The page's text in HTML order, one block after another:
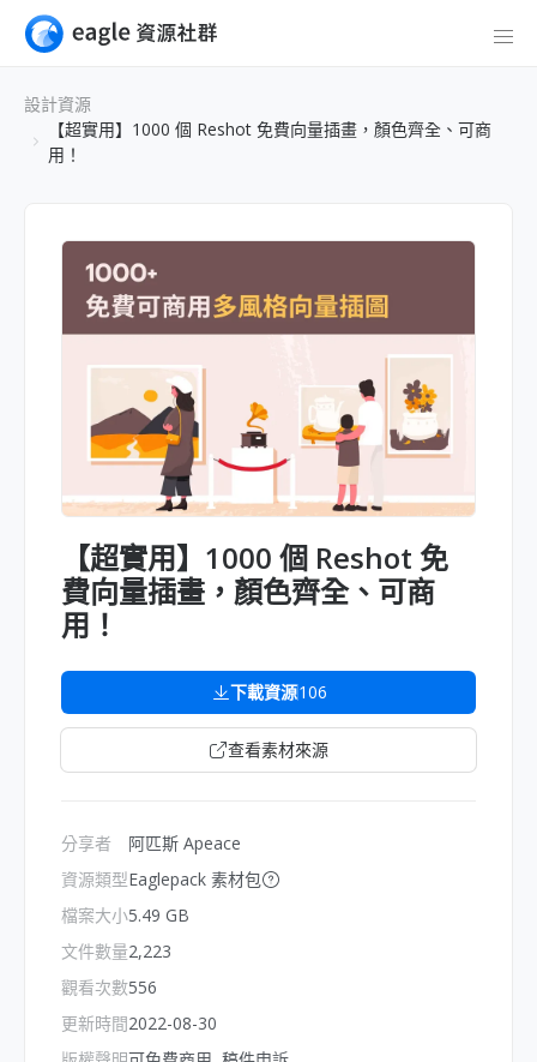
設計資源
【超實用】1000 個 Reshot 免費向量插畫，顏色齊全、可商
用！
【超實用】1000 個 Reshot 免
費向量插畫，顏色齊全、可商
用！
下載資源106
查看素材來源
分享者
資源類型
檔案大小
文件數量
觀看次數
更新時間
阿匹斯 Apeace
Eaglepack 素材包
5.49 GB
2,223
556
2022-08-30